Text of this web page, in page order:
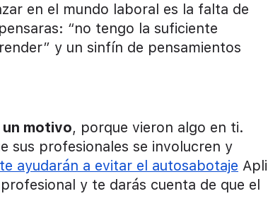
en el mundo laboral es la falta de
“no tengo la suficiente
y un sinfín de pensamientos
motivo, porque vieron algo en ti.
sus profesionales se involucren y
ayudarán a evitar el autosabotaje
y te darás cuenta de que el